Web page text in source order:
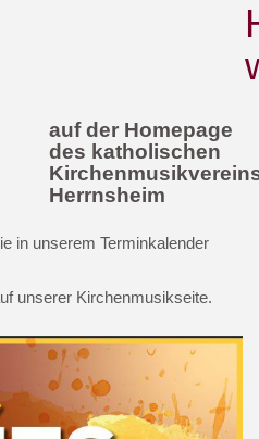
auf der Homepage
des katholischen
Herrnsheim
in unserem Terminkalender
unserer Kirchenmusikseite.